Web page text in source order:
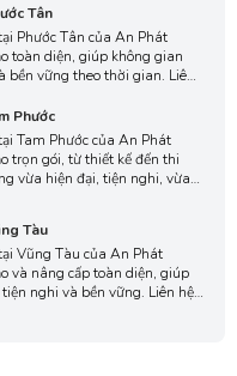
với ngôi nhà của bạn.
Tân
Phước Tân của An Phát
toàn diện, giúp không gian
bền vững theo thời gian. Liên
hợp với ngôi nhà của bạn.
Phước
Tam Phước của An Phát
trọn gói, từ thiết kế đến thi
vừa hiện đại, tiện nghi, vừa
Tàu
Vũng Tàu của An Phát
và nâng cấp toàn diện, giúp
nghi và bền vững. Liên hệ
để được tư vấn chi tiết và